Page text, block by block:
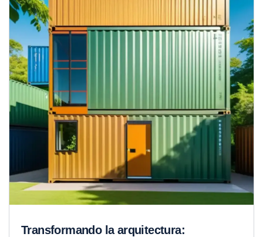
Transformando la arquitectura: